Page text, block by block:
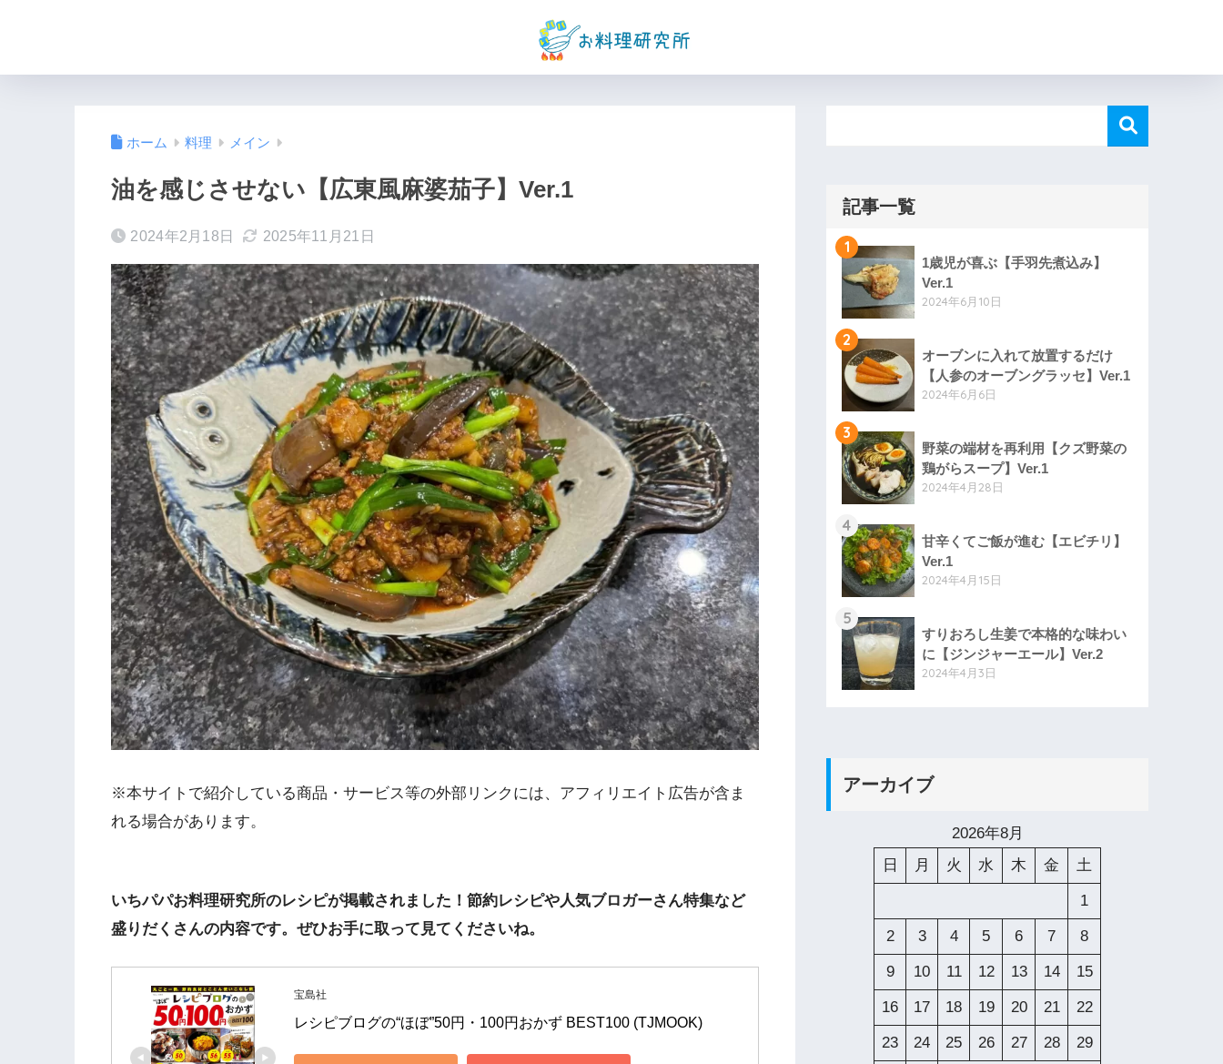
ホーム 料理 メイン
油を感じさせない【広東風麻婆茄子】Ver.1
2024年2月18日 2025年11月21日
※本サイトで紹介している商品・サービス等の外部リンクには、アフィリエイト広告が含ま
れる場合があります。
いちパパお料理研究所のレシピが掲載されました！節約レシピや人気ブロガーさん特集など
盛りだくさんの内容です。ぜひお手に取って見てくださいね。
宝島社
レシピブログの“ほぼ”50円・100円おかず BEST100 (TJMOOK)
記事一覧
1
1歳児が喜ぶ【手羽先煮込み】
Ver.1
2024年6月10日
2
オーブンに入れて放置するだけ
【人参のオーブングラッセ】Ver.1
2024年6月6日
3
野菜の端材を再利用【クズ野菜の
鶏がらスープ】Ver.1
2024年4月28日
4
甘辛くてご飯が進む【エビチリ】
Ver.1
2024年4月15日
5
すりおろし生姜で本格的な味わい
に【ジンジャーエール】Ver.2
2024年4月3日
アーカイブ
2026年8月
日
月 火 水 木 金 土
1
2 3 4 5 6 7 8
9 10 11 12 13 14 15
16 17 18 19 20 21 22
23 24 25 26 27 28 29